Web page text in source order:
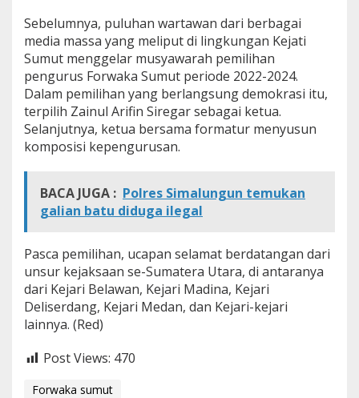
Sebelumnya, puluhan wartawan dari berbagai
media massa yang meliput di lingkungan Kejati
Sumut menggelar musyawarah pemilihan
pengurus Forwaka Sumut periode 2022-2024.
Dalam pemilihan yang berlangsung demokrasi itu,
terpilih Zainul Arifin Siregar sebagai ketua.
Selanjutnya, ketua bersama formatur menyusun
komposisi kepengurusan.
BACA JUGA : Polres Simalungun temukan
galian batu diduga ilegal
Pasca pemilihan, ucapan selamat berdatangan dari
unsur kejaksaan se-Sumatera Utara, di antaranya
dari Kejari Belawan, Kejari Madina, Kejari
Deliserdang, Kejari Medan, dan Kejari-kejari
lainnya. (Red)
Post Views: 470
Forwaka sumut